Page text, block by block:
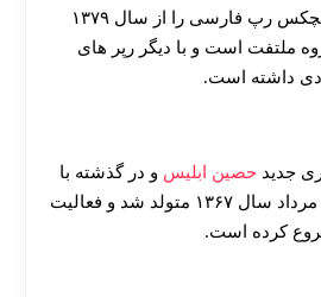
برتر 1400 می باشد. هیچکس رپ فارسی را از سال ۱۳۷۹
ملتفت است و با دیگر رپر های
داشته است.
جدید حصین ابلیس و در گذشته با
نام حسین ابلیس در ۱۲ مرداد سال ۱۳۶۷ متولد شد و فعالیت